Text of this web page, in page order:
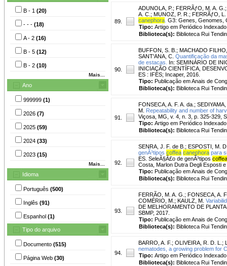
B - 1 (20)
- - - (18)
A - 2 (16)
B - 5 (12)
B - 2 (10)
Mais...
Ano
999999 (1)
2026 (7)
2025 (59)
2024 (33)
2023 (15)
Mais...
Idioma
Português (500)
Inglês (91)
Espanhol (1)
Tipo do arquivo
Documento (515)
Página Web (30)
89.
ADUNOLA, P. ; FERRÃƒO, M. A. G.
A. C. ; MUNOZ, P. R. ; FERRÃƒO, L.
canephora G3: Genes, Genomes,
Tipo: Artigo em Periódico Indexado
Biblioteca(s): Biblioteca Rui
90.
BUFFON, S. B. ; MACHADO
SANT'ANA, C. Quantificação da
de estacas.
In: SEMINÁRIO DE
INICIAÇÃO CIENTÍFICA,
ES : IFES; Incaper, 2016.
Tipo: Publicação em Anais de
Biblioteca(s): Biblioteca Rui
91.
FONSECA, A. F. A. da. ; SEDIYAMA,
M. Repeatability and number of
Viçosa, MG, v. 4, n. 3, p. 325-329,
Tipo: Artigo em Periódico Indexado
Biblioteca(s): Biblioteca Rui
92.
SENRA, J. F. de B. ; ESPOSTI, M.
genÃ³tipos coffea canephora para
ES. SeleÃ§Ã£o de genÃ³tipos coffea
Costa, Marlon Dutra Degli Esposti
Tipo: Publicação em Anais de
Biblioteca(s): Biblioteca Rui
93.
FERRÃO, M. A. G. ; FONSECA, A.
COMÉRIO, M. ; KAULZ, M.
DE MELHORAMENTO DE
SBMP, 2017.
Tipo: Publicação em Anais de
Biblioteca(s): Biblioteca Rui
94.
BARRO, A. F. ; OLIVEIRA, R. D. L. ;
nematodes, a growing problem for
Tipo: Artigo em Periódico Indexado
Biblioteca(s): Biblioteca Rui